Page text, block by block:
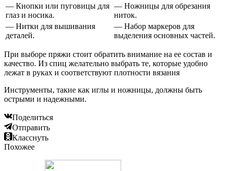
— Кнопки или пуговицы для
глаз и носика.
— Ножницы для обрезания
ниток.
— Нитки для вышивания
деталей.
— Набор маркеров для
выделения основных частей.
При выборе пряжи стоит обратить внимание на ее состав и
качество. Из спиц желательно выбрать те, которые удобно
лежат в руках и соответствуют плотности вязания
Инструменты, такие как иглы и ножницы, должны быть
острыми и надежными.
Поделиться
Отправить
Класснуть
Похожее